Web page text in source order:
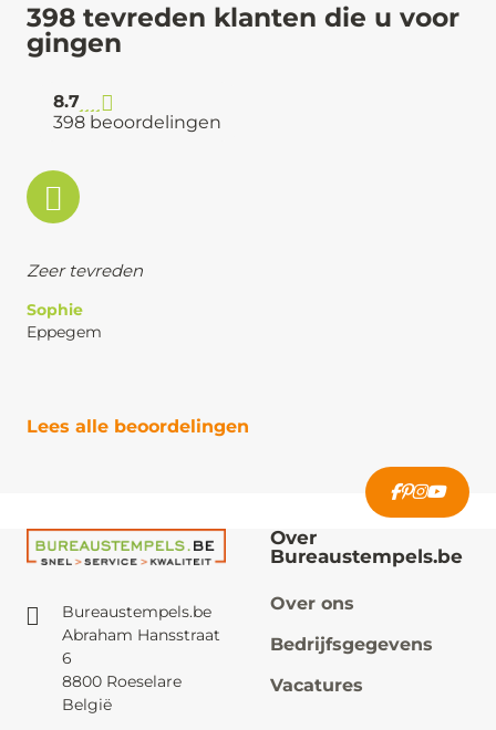
398 tevreden klanten die u voor
gingen
8.7
398 beoordelingen
Zeer tevreden
Sophie
Eppegem
Lees alle beoordelingen
Bureaustempels.be
Abraham Hansstraat
6
8800 Roeselare
België
Over
Bureaustempels.be
Over ons
Bedrijfsgegevens
Vacatures